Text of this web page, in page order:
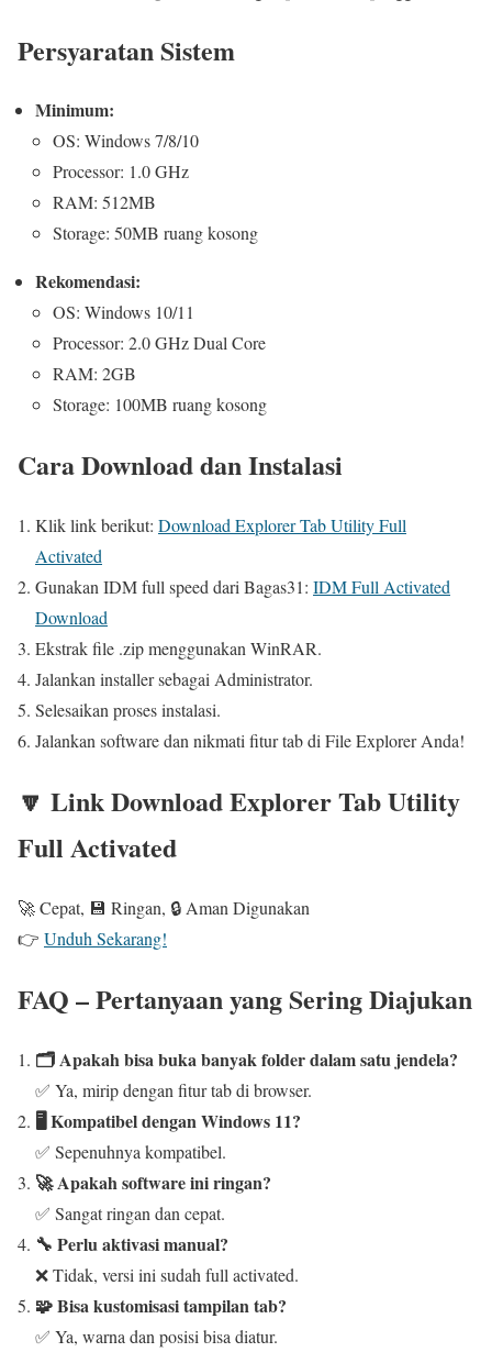
Persyaratan Sistem
Minimum:
OS: Windows 7/8/10
Processor: 1.0 GHz
RAM: 512MB
Storage: 50MB ruang kosong
Rekomendasi:
OS: Windows 10/11
Processor: 2.0 GHz Dual Core
RAM: 2GB
Storage: 100MB ruang kosong
Cara Download dan Instalasi
Klik link berikut: Download Explorer Tab Utility Full
Activated
Gunakan IDM full speed dari Bagas31: IDM Full Activated
Download
Ekstrak file .zip menggunakan WinRAR.
Jalankan installer sebagai Administrator.
Selesaikan proses instalasi.
Jalankan software dan nikmati fitur tab di File Explorer Anda!
🔽 Link Download Explorer Tab Utility
Full Activated
🚀 Cepat, 💾 Ringan, 🔒 Aman Digunakan
👉 Unduh Sekarang!
FAQ – Pertanyaan yang Sering Diajukan
🗂️ Apakah bisa buka banyak folder dalam satu jendela?
✅ Ya, mirip dengan fitur tab di browser.
🖥️ Kompatibel dengan Windows 11?
✅ Sepenuhnya kompatibel.
🚀 Apakah software ini ringan?
✅ Sangat ringan dan cepat.
🔧 Perlu aktivasi manual?
❌ Tidak, versi ini sudah full activated.
🧩 Bisa kustomisasi tampilan tab?
✅ Ya, warna dan posisi bisa diatur.